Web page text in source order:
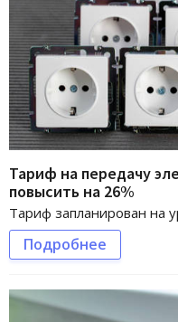
Тариф на передачу
повысить на 26%
Тариф запланирован на
Подробнее